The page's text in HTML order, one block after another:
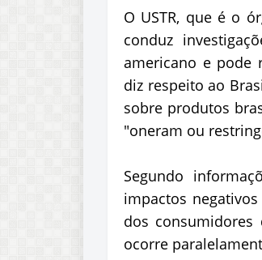
O USTR, que é o
conduz
americano e pode
diz respeito ao
sobre produtos
"oneram ou
Segundo
impactos
dos consumidores
ocorre